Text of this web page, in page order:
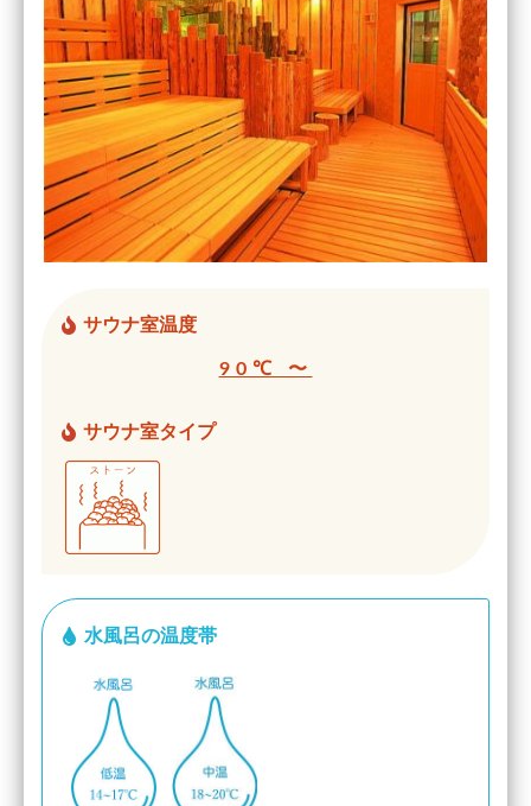
サウナ室温度
90℃ 〜
サウナ室タイプ
水風呂の温度帯